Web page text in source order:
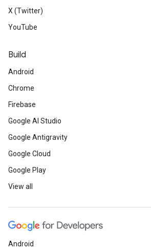
X (Twitter)
YouTube
Build
Android
Chrome
Firebase
Google AI Studio
Google Antigravity
Google Cloud
Google Play
View all
Android